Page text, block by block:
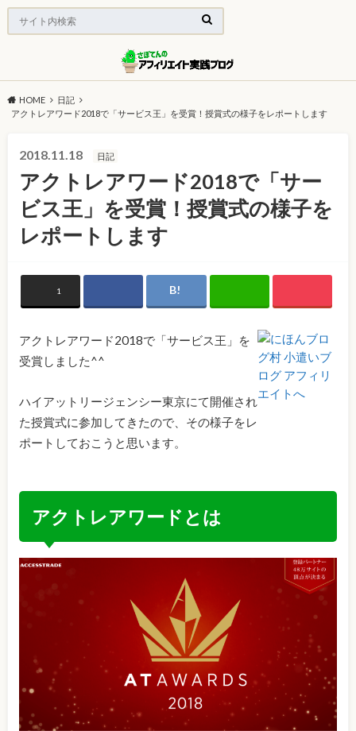
HOME
日記
アクトレアワード2018で「サービス王」を受賞！授賞式の様子をレポートします
2018.11.18 日記
アクトレアワード2018で「サー
ビス王」を受賞！授賞式の様子を
レポートします
1
アクトレアワード2018で「サービス王」を
受賞しました^^
ハイアットリージェンシー東京にて開催され
た授賞式に参加してきたので、その様子をレ
ポートしておこうと思います。
アクトレアワードとは